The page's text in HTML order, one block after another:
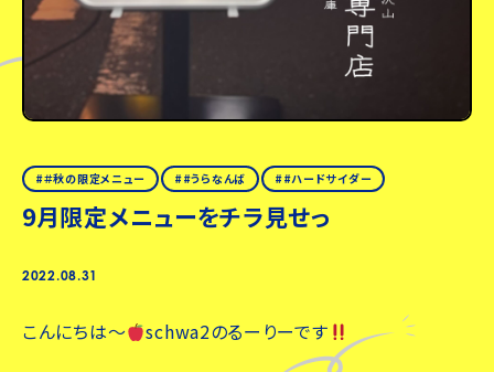
＃秋の限定メニュー #うらなんば #ハードサイダー
9月限定メニューをチラ見せっ
2022.08.31
こんにちは～ schwa2のるーりーです